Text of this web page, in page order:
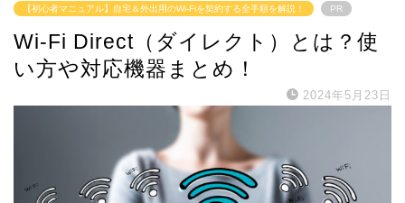
【初心者マニュアル】自宅＆外出用のWi-Fiを契約する全手順を解説！ PR
Wi-Fi Direct（ダイレクト）とは？使
い方や対応機器まとめ！
2024年5月23日